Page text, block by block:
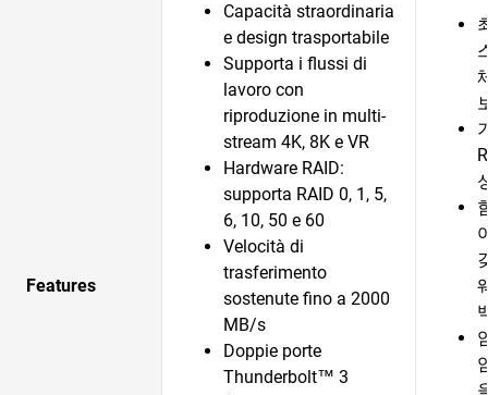
Features
Capacità straordinaria
e design trasportabile
Supporta i flussi di
lavoro con
riproduzione in multi-
stream 4K, 8K e VR
Hardware RAID:
supporta RAID 0, 1, 5,
6, 10, 50 e 60
Velocità di
trasferimento
sostenute fino a 2000
MB/s
Doppie porte
Thunderbolt™ 3